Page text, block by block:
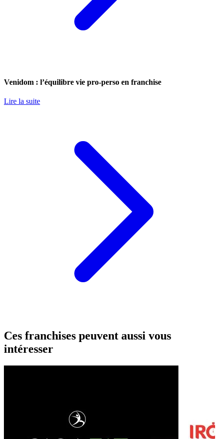
Venidom : l’équilibre vie pro-perso en franchise
Lire la suite
Ces franchises peuvent aussi vous
intéresser